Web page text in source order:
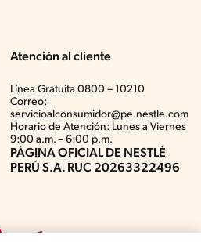
Atención al cliente
Línea Gratuita 0800 – 10210
Correo:
servicioalconsumidor@pe.nestle.com
Horario de Atención: Lunes a Viernes
9:00 a.m. – 6:00 p.m.
PÁGINA OFICIAL DE NESTLÉ
PERÚ S.A. RUC 20263322496